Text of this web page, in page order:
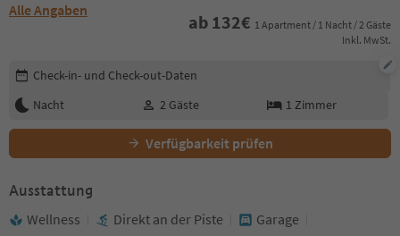
Alle Angaben
ab 132€ 1 Apartment / 1 Nacht / 2 Gäste
Inkl. MwSt.
Buchungsdetails bearbeiten
Check-in- und Check-out-Daten
Nacht
2 Gäste 1 Zimmer
Verfügbarkeit prüfen
Ausstattung
Wellness Direkt an der Piste
Garage